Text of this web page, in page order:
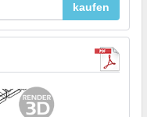
kaufen